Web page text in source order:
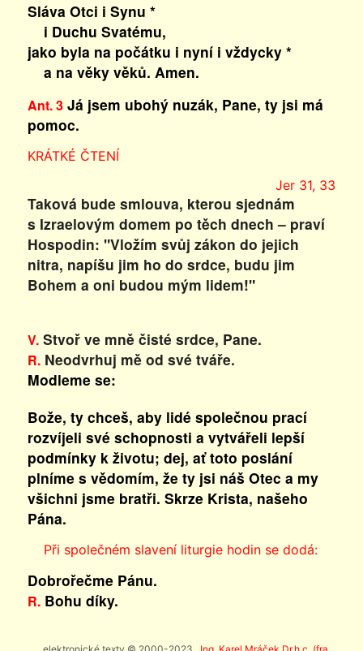
Sláva Otci i Synu *
i Duchu Svatému,
jako byla na počátku i nyní i vždycky *
a na věky věků. Amen.
Ant. 3Já jsem ubohý nuzák, Pane, ty jsi má
pomoc.
KRÁTKÉ ČTENÍ
Jer 31, 33
Taková bude smlouva, kterou sjednám
s Izraelovým domem po těch dnech – praví
Hospodin: "Vložím svůj zákon do jejich
nitra, napíšu jim ho do srdce, budu jim
Bohem a oni budou mým lidem!"
V.Stvoř ve mně čisté srdce, Pane.
R.Neodvrhuj mě od své tváře.
Modleme se:
Bože, ty chceš, aby lidé společnou prací
rozvíjeli své schopnosti a vytvářeli lepší
podmínky k životu; dej, ať toto poslání
plníme s vědomím, že ty jsi náš Otec a my
všichni jsme bratři. Skrze Krista, našeho
Pána.
Při společném slavení liturgie hodin se dodá:
Dobrořečme Pánu.
R.Bohu díky.